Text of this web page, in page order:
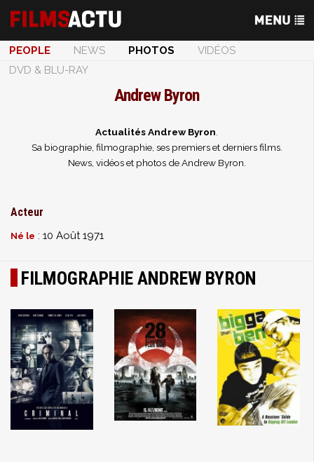
PEOPLE NEWS PHOTOS
VIDÉOS
DVD & BLU-RAY
Andrew Byron
Actualités Andrew Byron
Sa biographie, filmographie, ses premiers et derniers films.
News, vidéos et photos de Andrew Byron.
Acteur
Né le : 10 Août 1971
FILMOGRAPHIE ANDREW BYRON